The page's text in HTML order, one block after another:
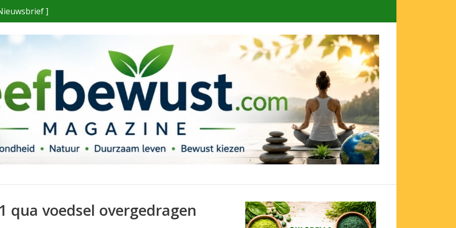
]
qua voedsel overgedragen